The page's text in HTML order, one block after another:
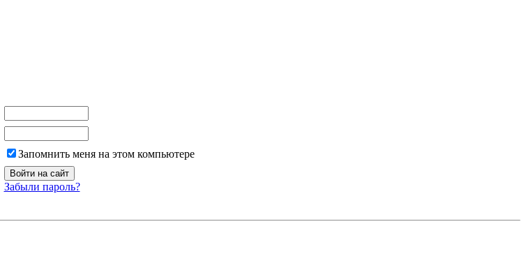
Запомнить меня на этом компьютере
Забыли пароль?